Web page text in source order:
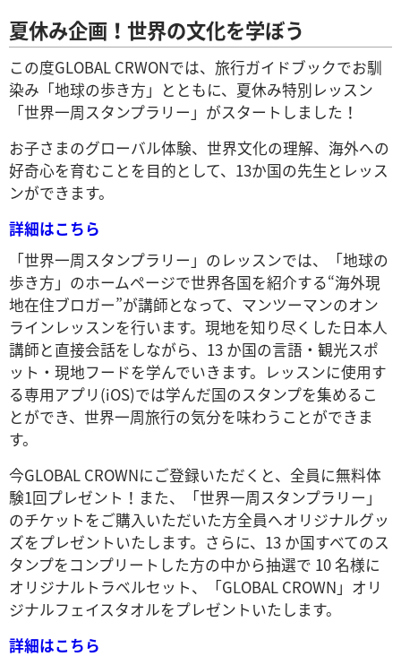
夏休み企画！世界の文化を学ぼう
この度GLOBAL CRWONでは、旅行ガイドブックでお馴
染み「地球の歩き方」とともに、夏休み特別レッスン
「世界一周スタンプラリー」がスタートしました！
お子さまのグローバル体験、世界文化の理解、海外への
好奇心を育むことを目的として、13か国の先生とレッス
ンができます。
詳細はこちら
「世界一周スタンプラリー」のレッスンでは、「地球の
歩き方」のホームページで世界各国を紹介する“海外現
地在住ブロガー”が講師となって、マンツーマンのオン
ラインレッスンを行います。現地を知り尽くした日本人
講師と直接会話をしながら、13 か国の言語・観光スポ
ット・現地フードを学んでいきます。レッスンに使用す
る専用アプリ(iOS)では学んだ国のスタンプを集めるこ
とができ、世界一周旅行の気分を味わうことができま
す。
今GLOBAL CROWNにご登録いただくと、全員に無料体
験1回プレゼント！また、「世界一周スタンプラリー」
のチケットをご購入いただいた方全員へオリジナルグッ
ズをプレゼントいたします。さらに、13 か国すべてのス
タンプをコンプリートした方の中から抽選で 10 名様に
オリジナルトラベルセット、「GLOBAL CROWN」オリ
ジナルフェイスタオルをプレゼントいたします。
詳細はこちら